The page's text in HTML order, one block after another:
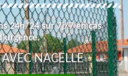
24h/24 sur 7j/7 en cas
NACELLE